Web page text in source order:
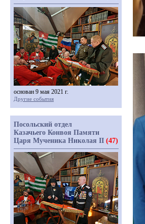
основан 9 мая 2021 г.
Другие события
Посольский отдел
Казачьего Конвоя Памяти
Царя Мученика Николая II (47)